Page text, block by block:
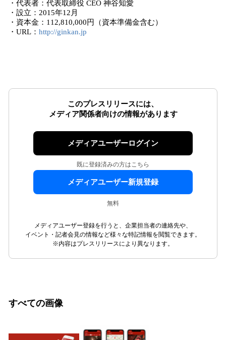
・代表者：代表取締役 CEO 神谷知愛
・設立：2015年12月
・資本金：112,810,000円（資本準備金含む）
・URL： http://ginkan.jp
このプレスリリースには、
メディア関係者向けの情報があります
メディアユーザーログイン
既に登録済みの方はこちら
メディアユーザー新規登録
無料
メディアユーザー登録を行うと、企業担当者の連絡先や、
イベント・記者会見の情報など様々な特記情報を閲覧できます。
※内容はプレスリリースにより異なります。
すべての画像